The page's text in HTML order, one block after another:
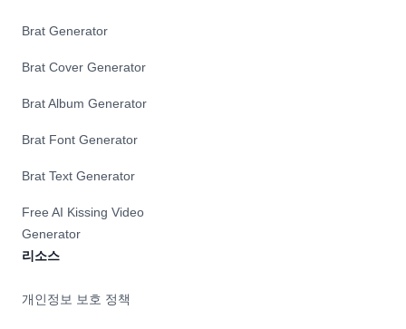
Brat Generator
Brat Cover Generator
Brat Album Generator
Brat Font Generator
Brat Text Generator
Free AI Kissing Video
Generator
리소스
개인정보 보호 정책